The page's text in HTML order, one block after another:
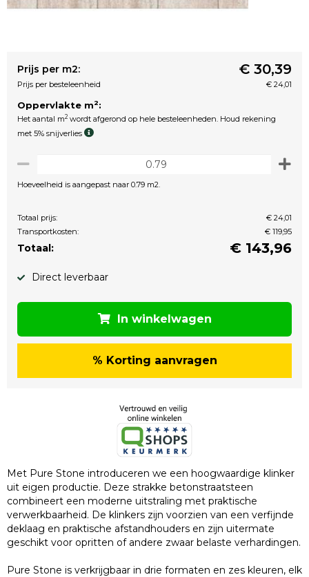
Prijs per m2: € 30,39
Prijs per besteleenheid € 24,01
Oppervlakte m2:
Het aantal m2 wordt afgerond op hele besteleenheden. Houd rekening
met 5% snijverlies
Hoeveelheid is aangepast naar 0.79 m2.
Totaal prijs:
€ 24,01
Transportkosten:
€ 119,95
Totaal: € 143,96
Direct leverbaar
In winkelwagen
% Korting aanvragen
Met Pure Stone introduceren we een hoogwaardige klinker
uit eigen productie. Deze strakke betonstraatsteen
combineert een moderne uitstraling met praktische
verwerkbaarheid. De klinkers zijn voorzien van een verfijnde
deklaag en praktische afstandhouders en zijn uitermate
geschikt voor opritten of andere zwaar belaste verhardingen.
Pure Stone is verkrijgbaar in drie formaten en zes kleuren, elk